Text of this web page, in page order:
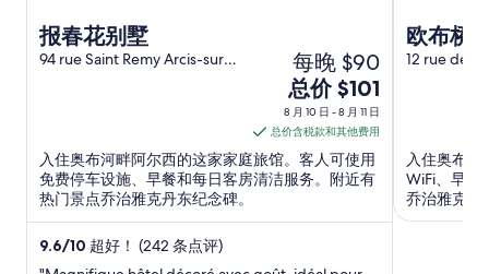
报春花别墅
94 rue Saint Remy Arcis-sur-
每晚 $90
8
月
10
日
到
月
总价 $101
8 月 10 日 - 8 月 11 日
总价含税款和其他费用
入住奥布河畔阿尔西的这家家庭旅馆。客人可使用
免费停车设施、早餐和每日客房清洁服务。附近有
热门景点乔治雅克丹东纪念碑。
9.6/10 超好！ (242 条点评)
欧布桥
12 rue de
入住奥布
WiFi、早餐
乔治雅克丹